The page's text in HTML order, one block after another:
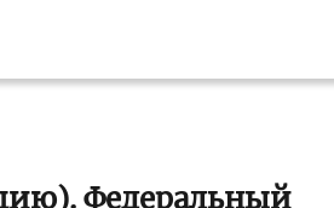
Федеральный